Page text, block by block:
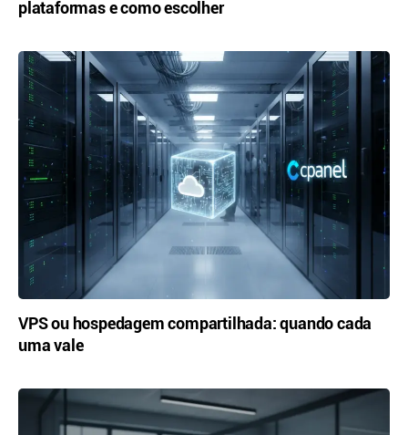
plataformas e como escolher
VPS ou hospedagem compartilhada: quando cada
uma vale